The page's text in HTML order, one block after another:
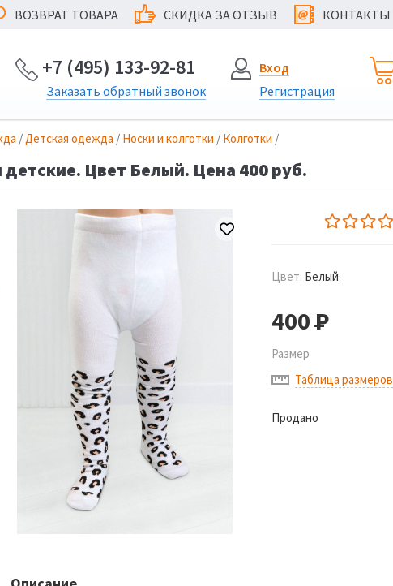
ВОЗВРАТ ТОВАРА СКИДКА ЗА ОТЗЫВ @ КОНТАКТЫ
+7 (495) 133-92-81
Заказать обратный звонок
Вход
Регистрация
/Детская одежда / Носки и колготки / Колготки /
детские. Цвет Белый. Цена 400 руб.
Цвет: Белый
400Р
Размер
Таблица размеров
Продано